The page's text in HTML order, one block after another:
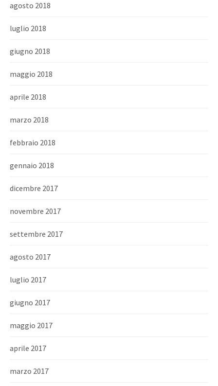
agosto 2018
luglio 2018
giugno 2018
maggio 2018
aprile 2018
marzo 2018
febbraio 2018
gennaio 2018
dicembre 2017
novembre 2017
settembre 2017
agosto 2017
luglio 2017
giugno 2017
maggio 2017
aprile 2017
marzo 2017